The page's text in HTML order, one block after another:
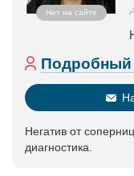
Нет на сайте
Негатив от
диагностика.